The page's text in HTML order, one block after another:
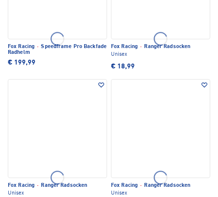
Fox Racing · Speedframe Pro Backfade
Radhelm
€ 199,99
Fox Racing · Ranger Radsocken
Unisex
€ 18,99
Fox Racing · Ranger Radsocken
Unisex
Fox Racing · Ranger Radsocken
Unisex